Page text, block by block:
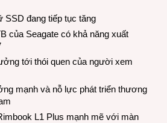
SSD đang tiếp tục tăng
của Seagate có khả năng xuất
tới thói quen của người xem
mạnh và nỗ lực phát triển thương
L1 Plus mạnh mẽ với màn